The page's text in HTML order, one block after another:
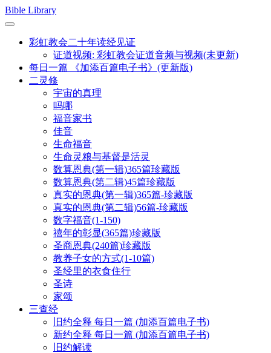
Skip
to
Bible Library
彩虹教会二十年读经见证
证道视频: 彩虹教会证道音频与视频(未更新)
每日一篇 《加添百篇电子书》(更新版)
二灵修
宇宙的真理
吗哪
福音家书
佳音
生命福音
生命灵粮与基督是活灵
数算恩典(第一辑)365篇珍藏版
数算恩典(第二辑)45篇珍藏版
真实的恩典(第一辑)365篇-珍藏版
真实的恩典(第二辑)56篇-珍藏版
数字福音(1-150)
禧年的彰显(365篇)珍藏版
圣商恩典(240篇)珍藏版
教养子女的方式(1-10篇)
圣经里的衣食住行
圣诗
家颂
三查经
旧约全释 每日一篇 (加添百篇电子书)
新约全释 每日一篇 (加添百篇电子书)
旧约解读